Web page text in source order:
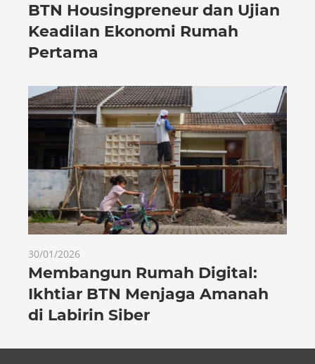
BTN Housingpreneur dan Ujian
Keadilan Ekonomi Rumah
Pertama
30/01/2026
Membangun Rumah Digital:
Ikhtiar BTN Menjaga Amanah
di Labirin Siber